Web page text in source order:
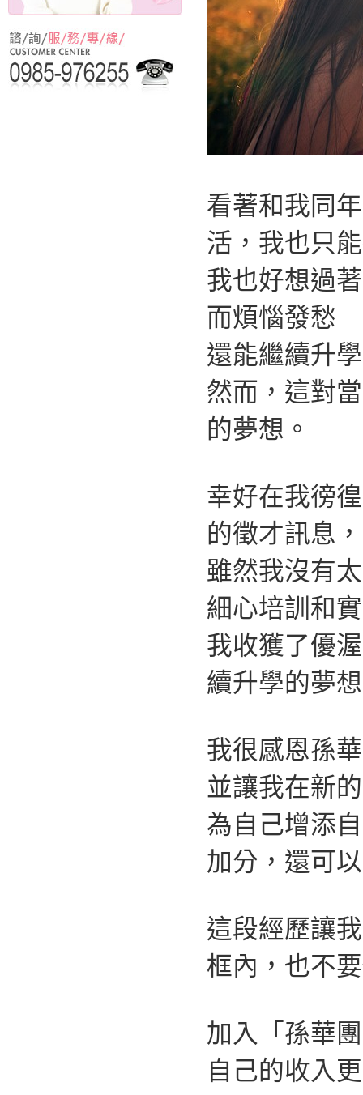
看著和我同
活，我也只
我也好想過
而煩惱發愁
還能繼續升
然而，這對
的夢想。
幸好在我徬
的徵才訊息，
雖然我沒有
細心培訓和
我收獲了優
續升學的夢
我很感恩孫
並讓我在新
為自己增添
加分，還可
這段經歷讓
框內，也不
加入「孫華
自己的收入